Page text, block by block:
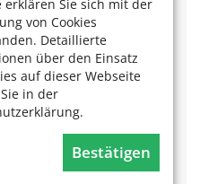
erklären Sie sich mit der
von Cookies
Detaillierte
über den Einsatz
auf dieser Webseite
in der
Bestätigen
Links
sollten die
überprüfen, um
Fachhandel können
optimale Sitzposition
Schritt-für-Schritt-
der individuellen
Fahrrad-